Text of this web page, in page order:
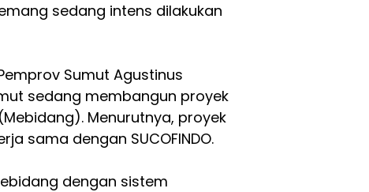
sedang intens dilakukan
Sumut Agustinus
sedang membangun proyek
Menurutnya, proyek
sama dengan SUCOFINDO.
dengan sistem